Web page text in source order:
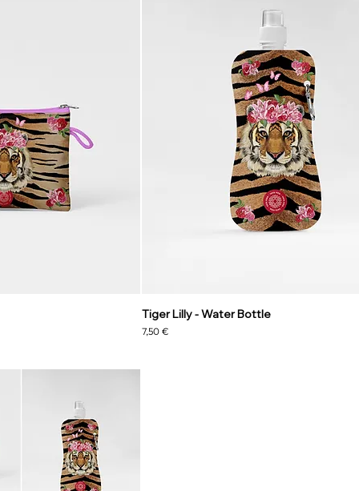
Tiger Lilly - Water Bottle
Preis
7,50 €